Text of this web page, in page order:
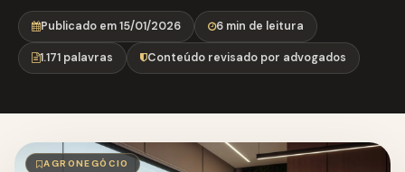
Publicado em 15/01/2026 6 min de leitura
1.171 palavras Conteúdo revisado por advogados
AGRONEGÓCIO